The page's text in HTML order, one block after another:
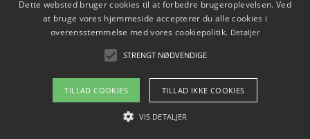
Copyright 2026 - Pilanto Aps
Om / kontakt
Dette websted bruger cookies til at forbedre brugeroplevelsen. Ved
at bruge vores hjemmeside accepterer du alle cookies i
overensstemmelse med vores cookiepolitik. Detaljer
STRENGT NØDVENDIGE
TILLAD COOKIES TILLAD IKKE COOKIES
VIS DETALJER